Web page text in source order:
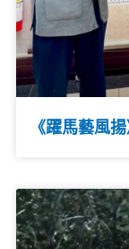
《躍馬藝風